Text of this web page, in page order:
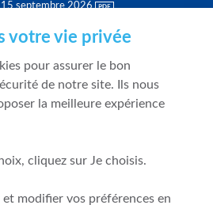
15 septembre 2026
et de résolution
votre vie privée
pour assurer le bon
de notre site. Ils nous
la meilleure expérience
cliquez sur Je choisis.
modifier vos préférences en